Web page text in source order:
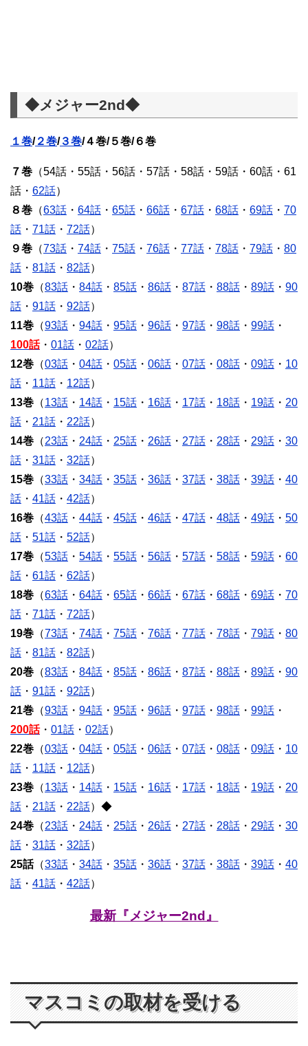
◆メジャー2nd◆
１巻/２巻/３巻/４巻/５巻/６巻
７巻 （54話・55話・56話・57話・58話・59話・60話・61
話・ 62話）
８巻 （63話 ・ 64話 ・ 65話 ・ 66話 ・ 67話 ・ 68話 ・ 69話 ・ 70
話 ・ 71話 ・ 72話）
９巻 （73話 ・ 74話 ・ 75話 ・ 76話 ・ 77話 ・ 78話 ・ 79話 ・ 80
話 ・ 81話 ・ 82話）
10巻 （83話 ・ 84話 ・ 85話 ・ 86話 ・ 87話 ・ 88話 ・ 89話 ・ 90
話 ・ 91話 ・ 92話）
11巻 （93話 ・ 94話 ・ 95話 ・ 96話 ・ 97話 ・ 98話 ・ 99話 ・
100話・ 01話 ・ 02話）
12巻 （03話 ・ 04話 ・ 05話 ・ 06話 ・ 07話 ・ 08話 ・ 09話 ・ 10
話 ・ 11話 ・ 12話）
13巻 （13話 ・ 14話 ・ 15話 ・ 16話 ・ 17話 ・ 18話 ・ 19話 ・ 20
話 ・ 21話 ・ 22話）
14巻 （23話 ・ 24話 ・ 25話 ・ 26話 ・ 27話 ・ 28話 ・ 29話 ・ 30
話 ・ 31話 ・ 32話）
15巻 （33話 ・ 34話 ・ 35話 ・ 36話 ・ 37話 ・ 38話 ・ 39話 ・ 40
話 ・ 41話 ・ 42話）
16巻 （43話 ・ 44話 ・ 45話 ・ 46話 ・ 47話 ・ 48話 ・ 49話 ・ 50
話 ・ 51話 ・ 52話）
17巻 （53話 ・ 54話 ・ 55話 ・ 56話 ・ 57話 ・ 58話 ・ 59話 ・ 60
話 ・ 61話 ・ 62話）
18巻 （63話 ・ 64話 ・ 65話 ・ 66話 ・ 67話 ・ 68話 ・ 69話 ・ 70
話 ・ 71話 ・ 72話）
19巻 （73話 ・ 74話 ・ 75話 ・ 76話 ・ 77話 ・ 78話 ・ 79話 ・ 80
話 ・ 81話 ・ 82話）
20巻 （83話 ・ 84話 ・ 85話 ・ 86話 ・ 87話 ・ 88話 ・ 89話 ・ 90
話 ・ 91話 ・ 92話）
21巻 （93話 ・ 94話 ・ 95話 ・ 96話 ・ 97話 ・ 98話 ・ 99話 ・
200話・ 01話 ・ 02話）
22巻 （03話 ・ 04話 ・ 05話 ・ 06話 ・ 07話 ・ 08話 ・ 09話 ・ 10
話 ・ 11話 ・ 12話）
23巻 （13話 ・ 14話 ・ 15話 ・ 16話 ・ 17話 ・ 18話 ・ 19話 ・ 20
話 ・ 21話 ・ 22話）◆
24巻 （23話 ・ 24話 ・ 25話 ・ 26話 ・ 27話 ・ 28話 ・ 29話 ・ 30
話 ・ 31話 ・ 32話）
25話（33話 ・ 34話 ・ 35話 ・ 36話 ・ 37話 ・ 38話 ・ 39話 ・ 40
話 ・ 41話 ・ 42話）
最新『メジャー2nd』
マスコミの取材を受ける